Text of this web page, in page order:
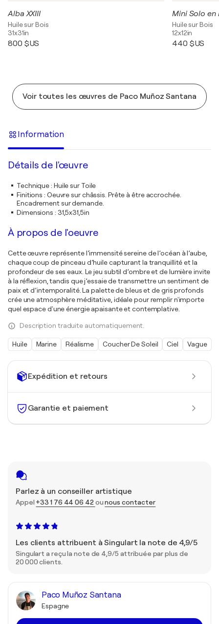
Expédition et retours
Garantie et paiement
Parlez à un conseiller artistique
Appel +33 1 76 44 06 42 ounous contacter
Les clients attribuent à Singulart la note de 4,9/5
Singulart a reçu la note de 4,9/5 attribuée par plus de
20 000 clients.
Paco Muñoz Santana
Espagne
Alba XXIII
Huile sur Bois
31x31in
800 $US
Mini Solo en
Huile sur Bois
12x12in
440 $US
Voir toutes les œuvres de Paco Muñoz Santana
Information
Détails de l'œuvre
Technique: Huile sur Toile
Finitions : Oeuvre sur châssis. Prête à être accrochée.
Encadrement sur demande.
Dimensions : 31,5x31,5in
À propos de l'oeuvre
Cette œuvre représente l’immensité sereine de l’océan à l’aube,
chaque coup de pinceau d’huile capturant la tranquillité et la
profondeur de ses eaux. Le jeu subtil d’ombre et de lumière invite
à la réflexion, tandis que j’essaie de transmettre un sentiment de
paix et d’intemporalité. La palette de bleus et de gris profonds
crée une atmosphère méditative, idéale pour remplir n'importe
quel espace d'une énergie apaisante et contemplative.
Description traduite automatiquement.
Huile Marine Réalisme Coucher De Soleil Ciel Vague